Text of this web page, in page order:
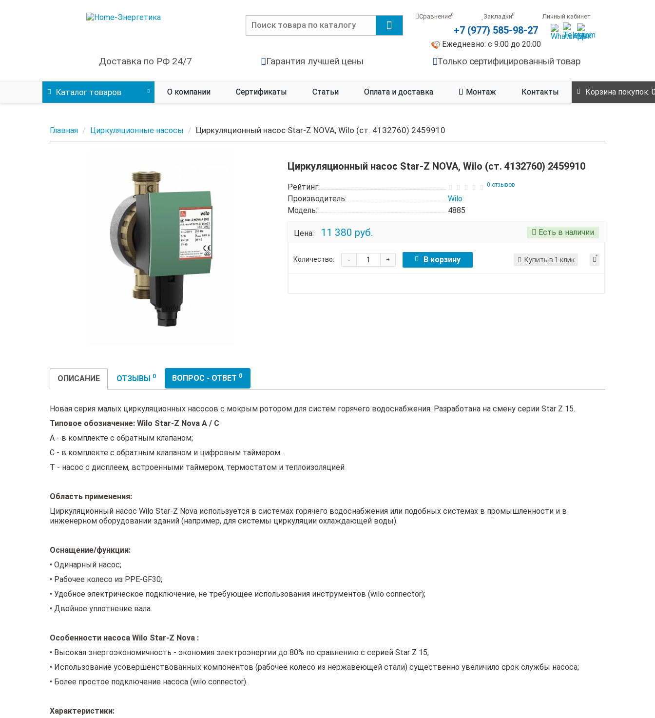
Сравнение0 Закладки0 Личный кабинет
+7 (977) 585-98-27
Ежедневно: с 9.00 до 20.00
Доставка по РФ 24/7 Гарантия лучшей цены Только сертифицированный товар
Каталог товаров О компании Сертификаты Статьи Оплата и доставка Монтаж Контакты Корзина покупок:
Главная Циркуляционные насосы Циркуляционный насос Star-Z NOVA, Wilo (ст. 4132760) 2459910
Циркуляционный насос Star-Z NOVA, Wilo (ст. 4132760) 2459910
Рейтинг: 0 отзывов
Производитель:
Wilo
Модель:
4885
Цена: 11 380 руб. Есть в наличии
Количество: +
- В корзину Купить в 1 клик
ОПИСАНИЕ ОТЗЫВЫ 0 ВОПРОС - ОТВЕТ 0
Новая серия малых циркуляционных насосов с мокрым ротором для систем горячего водоснабжения. Разработана на смену серии Star Z 15.
Типовое обозначение: Wilo Star-Z Nova A / C
A - в комплекте с обратным клапаном;
C - в комплекте с обратным клапаном и цифровым таймером.
T - насос с дисплеем, встроенными таймером, термостатом и теплоизоляцией
Область применения:
Циркуляционный насос Wilo Star-Z Nova используется в системах горячего водоснабжения или подобных системах в промышленности и в
инженерном оборудовании зданий (например, для системы циркуляции охлаждающей воды).
Оснащение/функции:
• Одинарный насос;
• Рабочее колесо из PPE-GF30;
• Удобное электрическое подключение, не требующее использования инструментов (wilo connector);
• Двойное уплотнение вала.
Особенности насоса Wilo Star-Z Nova :
• Высокая энергоэкономичность - экономия электроэнергии до 80% по сравнению с серией Star Z 15;
• Использование усовершенствованных компонентов (рабочее колесо из нержавеющей стали) существенно увеличило срок службы насоса;
• Более простое подключение насоса (wilo connector).
Характеристики: